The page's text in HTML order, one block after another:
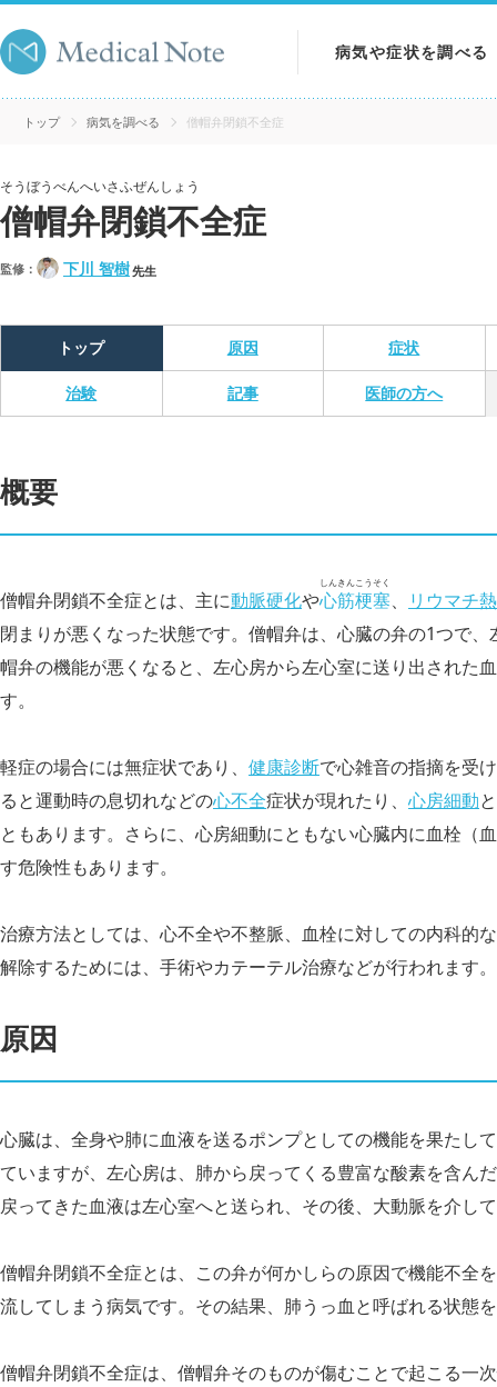
病気や症状を調べる
病気を調べる
トップ 病気を調べる 僧帽弁閉鎖不全症
そうぼうべんへいさふぜんしょう
僧帽弁閉鎖不全症
監修： 下川 智樹先生
トップ 原因 症状
治験 記事 医師の方へ
概要
僧帽弁閉鎖不全症とは、主に動脈硬化や心筋梗塞
しんきんこうそく
、
リウマチ熱
閉まりが悪くなった状態です。僧帽弁は、心臓の弁の1つで
帽弁の機能が悪くなると、左心房から左心室に送り出された
す。
軽症の場合には無症状であり、 健康診断で心雑音の指摘を受
ると運動時の息切れなどの心不全症状が現れたり、 心房細動
ともあります。さらに、心房細動にともない心臓内に血栓（
す危険性もあります。
治療方法としては、心不全や不整脈、血栓に対しての内科的
解除するためには、手術やカテーテル治療などが行われます。
原因
心臓は、全身や肺に血液を送るポンプとしての機能を果たし
ていますが、左心房は、肺から戻ってくる豊富な酸素を含ん
戻ってきた血液は左心室へと送られ、その後、大動脈を介し
僧帽弁閉鎖不全症とは、この弁が何かしらの原因で機能不全
流してしまう病気です。その結果、肺うっ血と呼ばれる状態
僧帽弁閉鎖不全症は、僧帽弁そのものが傷むことで起こる一